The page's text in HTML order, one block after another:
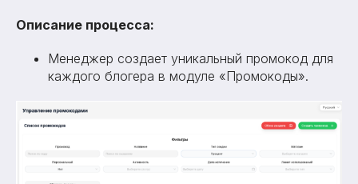
Описание процесса:
Менеджер создает уникальный промокод для
каждого блогера в модуле «Промокоды».